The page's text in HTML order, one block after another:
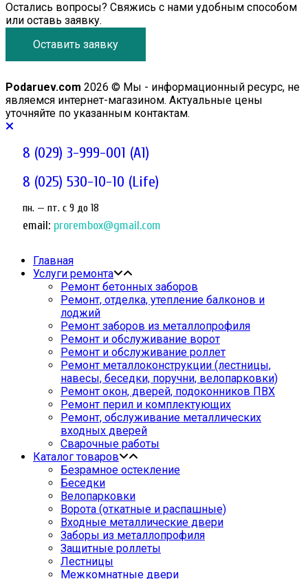
Остались вопросы? Свяжись с нами удобным способом
или оставь заявку.
Оставить заявку
Podaruev.com 2026 © Мы - информационный ресурс, не
являемся интернет-магазином. Актуальные цены
уточняйте по указанным контактам.
8 (029) 3-999-001 (A1)
8 (025) 530-10-10 (Life)
пн. — пт. c 9 до 18
email: prorembox@gmail.com
Главная
Услуги ремонта
Ремонт бетонных заборов
Ремонт, отделка, утепление балконов и
лоджий
Ремонт заборов из металлопрофиля
Ремонт и обслуживание ворот
Ремонт и обслуживание роллет
Ремонт металлоконструкции (лестницы,
навесы, беседки, поручни, велопарковки)
Ремонт окон, дверей, подоконников ПВХ
Ремонт перил и комплектующих
Ремонт, обслуживание металлических
входных дверей
Сварочные работы
Каталог товаров
Безрамное остекление
Беседки
Велопарковки
Ворота (откатные и распашные)
Входные металлические двери
Заборы из металлопрофиля
Защитные роллеты
Лестницы
Межкомнатные двери